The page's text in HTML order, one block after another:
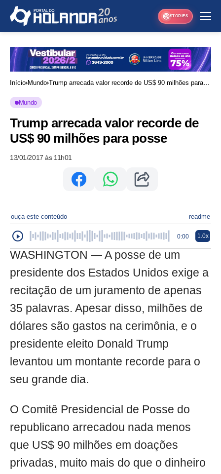
STORIES
Início Mundo Trump arrecada valor recorde de US$ 90 milhões para
Mundo
Trump arrecada valor recorde de
US$ 90 milhões para posse
13/01/2017 às 11h01
ouça este conteúdo readme
0:00 1.0x
WASHINGTON — A posse de um
presidente dos Estados Unidos exige a
recitação de um juramento de apenas
35 palavras. Apesar disso, milhões de
dólares são gastos na cerimônia, e o
presidente eleito Donald Trump
levantou um montante recorde para o
seu grande dia.
O Comitê Presidencial de Posse do
republicano arrecadou nada menos
que US$ 90 milhões em doações
privadas, muito mais do que o dinheiro